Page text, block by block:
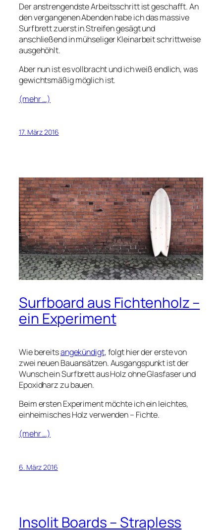
Der anstrengendste Arbeitsschritt ist geschafft. An
den vergangenen Abenden habe ich das massive
Surfbrett zuerst in Streifen gesägt und
anschließend in mühseliger Kleinarbeit schrittweise
ausgehöhlt.
Aber nun ist es vollbracht und ich weiß endlich, was
gewichtsmäßig möglich ist.
(mehr …)
17. März 2016
Surfboard aus Fichtenholz –
ein Experiment
Wie bereitsangekündigt, folgt hier der erste von
zwei neuen Bauansätzen. Ausgangspunkt ist der
Wunsch ein Surfbrett aus Holz ohne Glasfaser und
Epoxidharz zu bauen.
Beim ersten Experiment möchte ich ein leichtes,
einheimisches Holz verwenden – Fichte.
(mehr …)
6. März 2016
Insolit Boards – Strapless